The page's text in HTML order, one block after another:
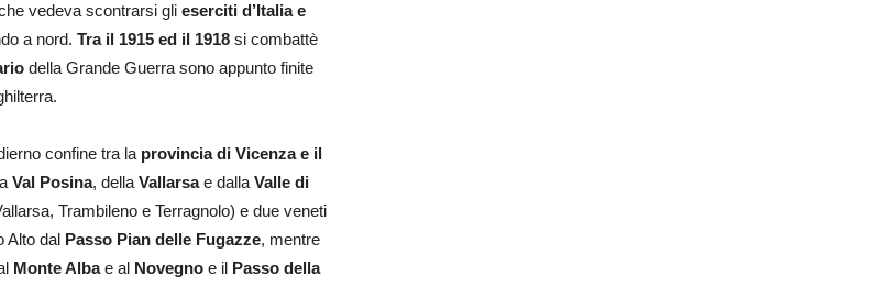
vedeva scontrarsi gli eserciti d’Italia e
a nord. Tra il 1915 ed il 1918 si combattè
della Grande Guerra sono appunto finite
confine tra la provincia di Vicenza e il
Val Posina, della Vallarsae dalla Valle di
Trambileno e Terragnolo) e due veneti
Alto dal Passo Pian delle Fugazze, mentre
Monte Albae al Novegno e il Passo della